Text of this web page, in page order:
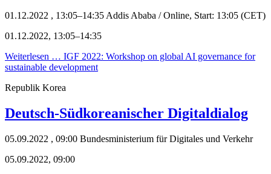
01.12.2022 , 13:05–14:35 Addis Ababa / Online, Start: 13:05 (CET)
01.12.2022, 13:05–14:35
Weiterlesen … IGF 2022: Workshop on global AI governance for
sustainable development
Republik Korea
Deutsch-Südkoreanischer Digitaldialog
05.09.2022 , 09:00 Bundesministerium für Digitales und Verkehr
05.09.2022, 09:00